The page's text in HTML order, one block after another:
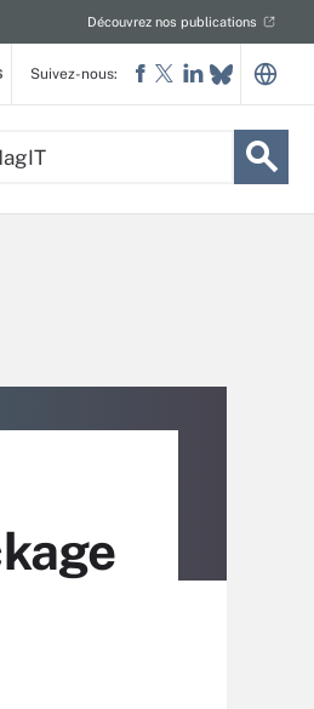
Découvrez nos publications
Suivez-nous: